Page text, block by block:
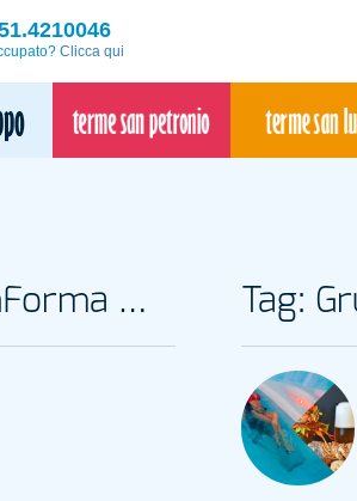
Clicca qui
Tag:
SALUTE+ InForma Magazine